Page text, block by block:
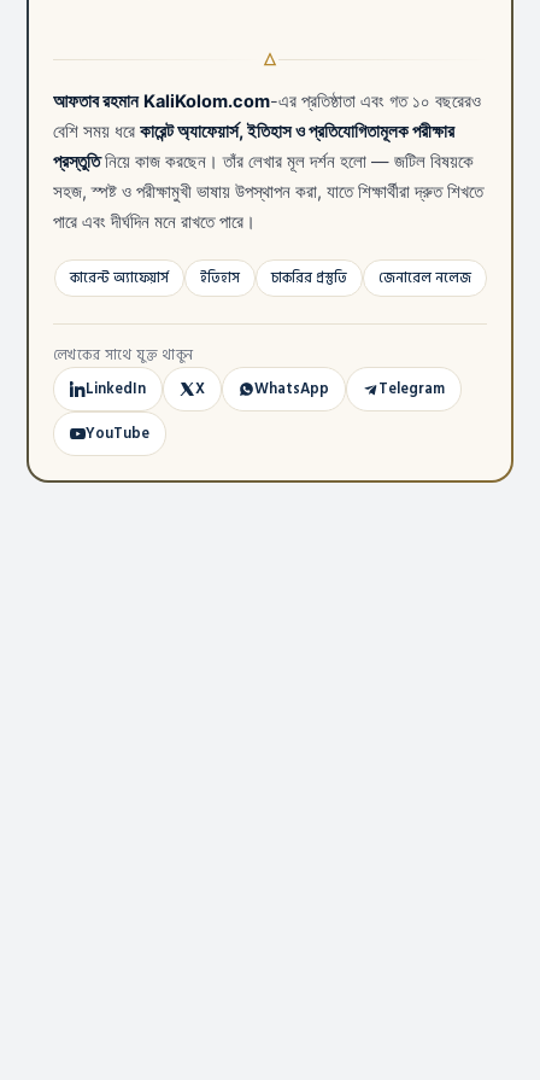
আফতাব রহমান KaliKolom.com-এর প্রতিষ্ঠাতা এবং গত ১০ বছরেরও
বেশি সময় ধরে কারেন্ট অ্যাফেয়ার্স, ইতিহাস ও প্রতিযোগিতামূলক পরীক্ষার
প্রস্তুতিনিয়ে কাজ করছেন। তাঁর লেখার মূল দর্শন হলো — জটিল বিষয়কে
সহজ, স্পষ্ট ও পরীক্ষামুখী ভাষায় উপস্থাপন করা, যাতে শিক্ষার্থীরা দ্রুত শিখতে
পারে এবং দীর্ঘদিন মনে রাখতে পারে।
কারেন্ট অ্যাফেয়ার্স ইতিহাস চাকরির প্রস্তুতি জেনারেল নলেজ
লেখকের সাথে যুক্ত থাকুন
LinkedIn X WhatsApp
Telegram
YouTube